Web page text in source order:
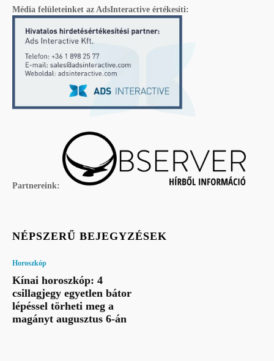
Média felületeinket az AdsInteractive értékesíti:
Partnereink:
NÉPSZERŰ BEJEGYZÉSEK
Horoszkóp
Kínai horoszkóp: 4
csillagjegy egyetlen bátor
lépéssel törheti meg a
magányt augusztus 6-án